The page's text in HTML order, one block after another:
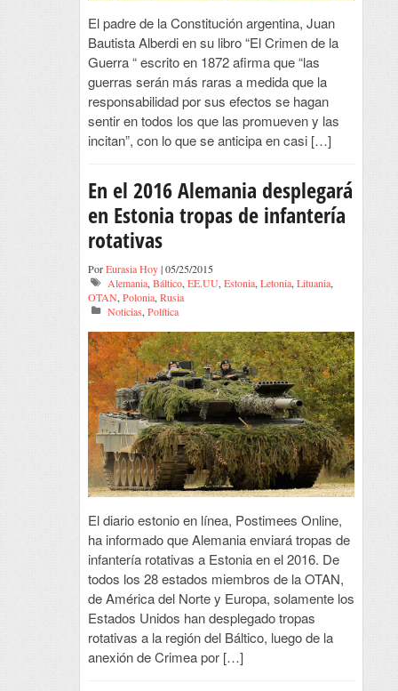
El padre de la Constitución argentina, Juan
Bautista Alberdi en su libro “El Crimen de la
Guerra “ escrito en 1872 afirma que “las
guerras serán más raras a medida que la
responsabilidad por sus efectos se hagan
sentir en todos los que las promueven y las
incitan”, con lo que se anticipa en casi […]
En el 2016 Alemania desplegará
en Estonia tropas de infantería
rotativas
PorEurasia Hoy| 05/25/2015
Alemania,Báltico,EE.UU,Estonia,Letonia,Lituania,
OTAN,Polonia,Rusia
Noticias,Política
El diario estonio en línea, Postimees Online,
ha informado que Alemania enviará tropas de
infantería rotativas a Estonia en el 2016. De
todos los 28 estados miembros de la OTAN,
de América del Norte y Europa, solamente los
Estados Unidos han desplegado tropas
rotativas a la región del Báltico, luego de la
anexión de Crimea por […]